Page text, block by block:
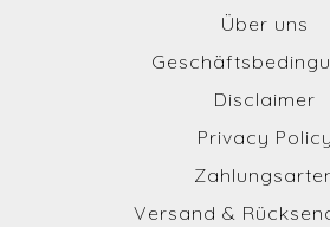
Über uns
Disclaimer
Privacy Policy
Versand &